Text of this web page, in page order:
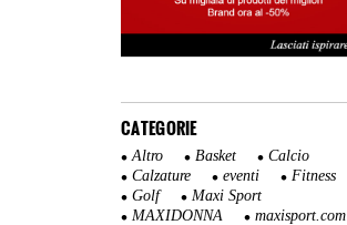
CATEGORIE
Altro Basket
Calcio
Calzature
eventi
Fitness
Golf
Maxi Sport
MAXIDONNA
maxisport.com